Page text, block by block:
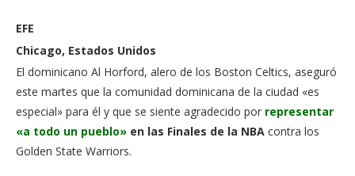
EFE
Chicago, Estados Unidos
El dominicano Al Horford, alero de los Boston Celtics, aseguró
este martes que la comunidad dominicana de la ciudad «es
especial» para él y que se siente agradecido por representar
«a todo un pueblo» en las Finales de la NBA contra los
Golden State Warriors.